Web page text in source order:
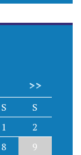
>>
S
S
1
2
8
9